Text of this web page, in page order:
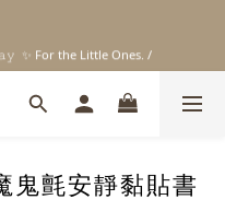
✨ For the Little Ones. /
氈安靜黏貼書